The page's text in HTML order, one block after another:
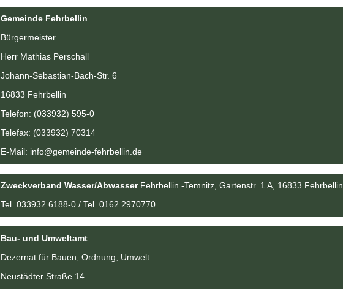
Gemeinde Fehrbellin
Bürgermeister
Herr Mathias Perschall
Johann-Sebastian-Bach-Str. 6
16833 Fehrbellin
Telefon: (033932) 595-0
Telefax: (033932) 70314
E-Mail: info@gemeinde-fehrbellin.de
Zweckverband Wasser/Abwasser Fehrbellin -Temnitz, Gartenstr. 1 A, 16833 Fehrbellin,
Tel. 033932 6188-0 / Tel. 0162 2970770.
Bau- und Umweltamt
Dezernat für Bauen, Ordnung, Umwelt
Neustädter Straße 14